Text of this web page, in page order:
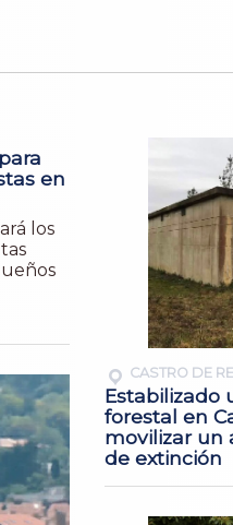
en
los
CASTRO DE REI
Estabilizado
forestal en
movilizar un
de extinción